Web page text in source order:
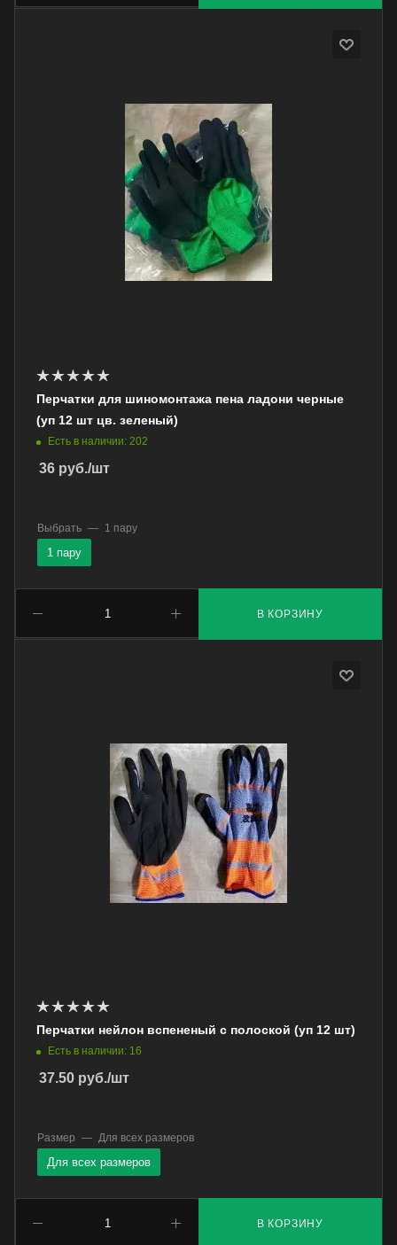
Перчатки для шиномонтажа пена ладони черные
(уп 12 шт цв. зеленый)
Есть в наличии: 202
36 руб./шт
В КОРЗИНУ
Выбрать — 1 пару
1 пару
Перчатки нейлон вспененый с полоской (уп 12 шт)
Есть в наличии: 16
37.50 руб./шт
В КОРЗИНУ
Размер — Для всех размеров
Для всех размеров